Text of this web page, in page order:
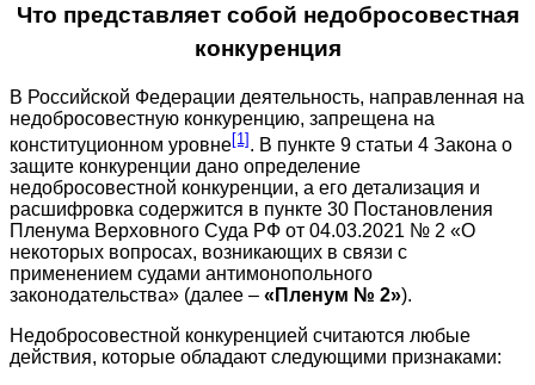
Что представляет собой недобросовестная
конкуренция
В Российской Федерации деятельность, направленная на
недобросовестную конкуренцию, запрещена на
конституционном уровне[1]. В пункте 9 статьи 4 Закона о
защите конкуренции дано определение
недобросовестной конкуренции, а его детализация и
расшифровка содержится в пункте 30 Постановления
Пленума Верховного Суда РФ от 04.03.2021 № 2 «О
некоторых вопросах, возникающих в связи с
применением судами антимонопольного
законодательства» (далее – «Пленум № 2»).
Недобросовестной конкуренцией считаются любые
действия, которые обладают следующими признаками: